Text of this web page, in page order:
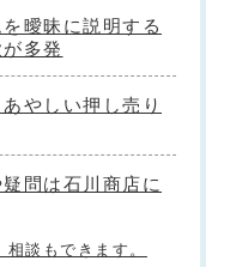
曖昧に説明する
多発
やしい押し売り
問は石川商店に
談もできます。